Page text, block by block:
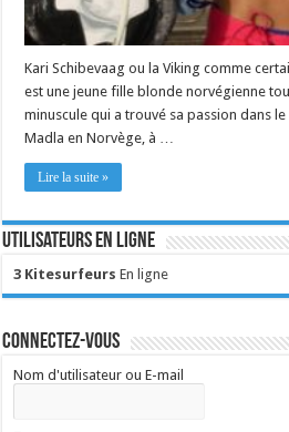
Kari Schibevaag ou la Viking comme
est une jeune fille blonde norvégienne
minuscule qui a trouvé sa passion dans
Madla en Norvège, à …
Lire la suite »
Utilisateurs en ligne
3 Kitesurfeurs En ligne
Connectez-vous
Nom d'utilisateur ou E-mail